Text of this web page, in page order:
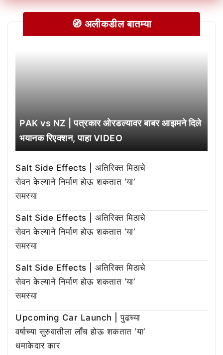
🧭 अलीकडील बातम्या
PAK vs NZ | पत्रकार ओरडल्यावर बाबर आझमने दिले
भयानक रिएक्शन, पाहा VIDEO
Salt Side Effects | अतिरिक्त मिठाचे
सेवन केल्याने निर्माण होऊ शकतात ‘या’
समस्या
Salt Side Effects | अतिरिक्त मिठाचे
सेवन केल्याने निर्माण होऊ शकतात ‘या’
समस्या
Salt Side Effects | अतिरिक्त मिठाचे
सेवन केल्याने निर्माण होऊ शकतात ‘या’
समस्या
Upcoming Car Launch | पुढच्या
वर्षाच्या सुरुवातीला लाँच होऊ शकतात ‘या’
धमाकेदार कार